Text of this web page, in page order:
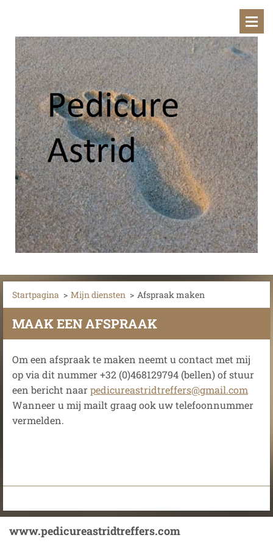
Startpagina > Mijn diensten > Afspraak maken
MAAK EEN AFSPRAAK
Om een afspraak te maken neemt u contact met mij
op via dit nummer +32 (0)468129794 (bellen) of stuur
een bericht naarpedicureastridtreffers@gmail.com
Wanneer u mij mailt graag ook uw telefoonnummer
vermelden.
www.pedicureastridtreffers.com